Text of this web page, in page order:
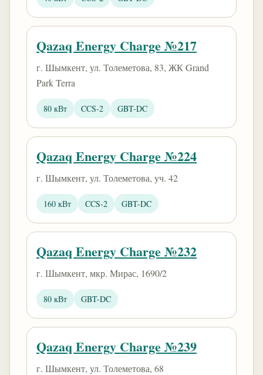
Qazaq Energy Charge №217
г. Шымкент, ул. Толеметова, 83, ЖК Grand
Park Terra
80 кВт CCS-2 GBT-DC
Qazaq Energy Charge №224
г. Шымкент, ул. Толеметова, уч. 42
160 кВт CCS-2 GBT-DC
Qazaq Energy Charge №232
г. Шымкент, мкр. Мирас, 1690/2
80 кВт GBT-DC
Qazaq Energy Charge №239
г. Шымкент, ул. Толеметова, 68